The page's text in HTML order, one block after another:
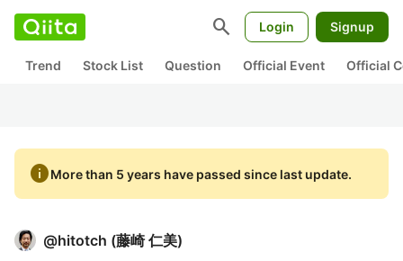
search Login Signup
Trend Stock List Question Official Event Official
infoMore than 5 years have passed since last update.
@hitotch (藤崎 仁美)